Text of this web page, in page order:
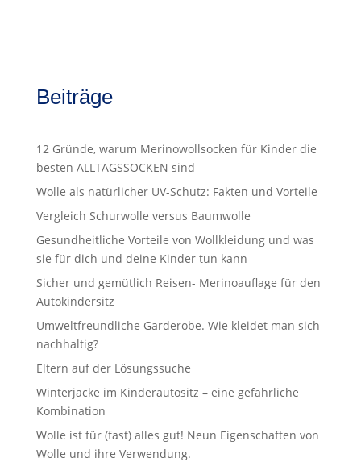
Beiträge
12 Gründe, warum Merinowollsocken für Kinder die
besten ALLTAGSSOCKEN sind
Wolle als natürlicher UV-Schutz: Fakten und Vorteile
Vergleich Schurwolle versus Baumwolle
Gesundheitliche Vorteile von Wollkleidung und was
sie für dich und deine Kinder tun kann
Sicher und gemütlich Reisen- Merinoauflage für den
Autokindersitz
Umweltfreundliche Garderobe. Wie kleidet man sich
nachhaltig?
Eltern auf der Lösungssuche
Winterjacke im Kinderautositz – eine gefährliche
Kombination
Wolle ist für (fast) alles gut! Neun Eigenschaften von
Wolle und ihre Verwendung.